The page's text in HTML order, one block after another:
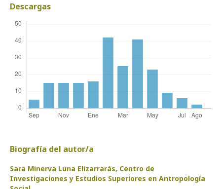
Descargas
Biografía del autor/a
Sara Minerva Luna Elizarrarás, Centro de
Investigaciones y Estudios Superiores en Antropología